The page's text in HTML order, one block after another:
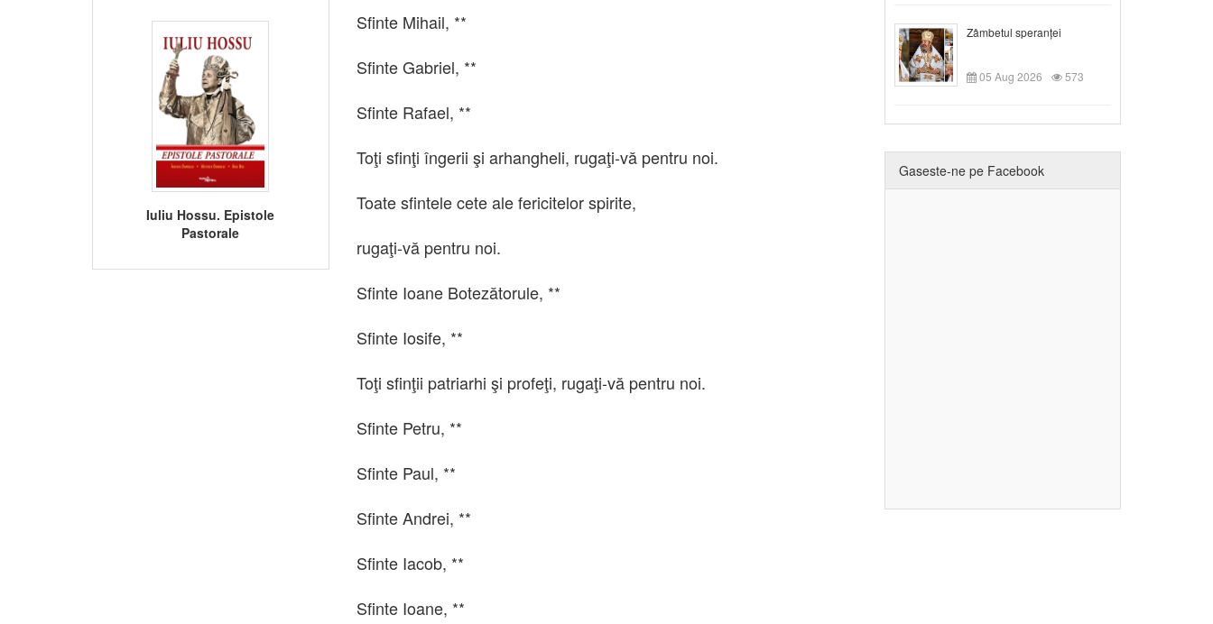
Iuliu Hossu. Epistole
Pastorale
Sfinte Mihail, **
Sfinte Gabriel, **
Sfinte Rafael, **
Toţi sfinţi îngerii şi arhangheli, rugaţi-vă pentru noi.
Toate sfintele cete ale fericitelor spirite,
rugaţi-vă pentru noi.
Sfinte Ioane Botezătorule, **
Sfinte Iosife, **
Toţi sfinţii patriarhi şi profeţi, rugaţi-vă pentru noi.
Sfinte Petru, **
Sfinte Paul, **
Sfinte Andrei, **
Sfinte Iacob, **
Sfinte Ioane, **
Zâmbetul speranței
05 Aug 2026 573
Gaseste-ne pe Facebook